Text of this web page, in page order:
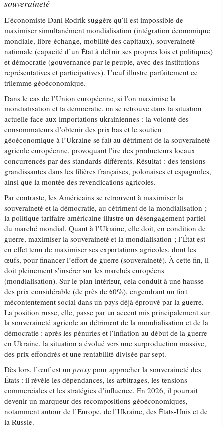
souveraineté
L’économiste Dani Rodrik suggère qu’il est impossible de
maximiser simultanément mondialisation (intégration économique
mondiale, libre-échange, mobilité des capitaux), souveraineté
nationale (capacité d’un État à définir ses propres lois et politiques)
et démocratie (gouvernance par le peuple, avec des institutions
représentatives et participatives). L’œuf illustre parfaitement ce
trilemme géoéconomique.
Dans le cas de l’Union européenne, si l’on maximise la
mondialisation et la démocratie, on se retrouve dans la situation
actuelle face aux importations ukrainiennes : la volonté des
consommateurs d’obtenir des prix bas et le soutien
géoéconomique à l’Ukraine se fait au détriment de la souveraineté
agricole européenne, provoquant l’ire des producteurs locaux
concurrencés par des standards différents. Résultat : des tensions
grandissantes dans les filières françaises, polonaises et espagnoles,
ainsi que la montée des revendications agricoles.
Par contraste, les Américains se retrouvent à maximiser la
souveraineté et la démocratie, au détriment de la mondialisation ;
la politique tarifaire américaine illustre un désengagement partiel
du marché mondial. Quant à l’Ukraine, elle doit, en condition de
guerre, maximiser la souveraineté et la mondialisation ; l’État est
en effet tenu de maximiser ses exportations agricoles, dont les
œufs, pour financer l’effort de guerre (souveraineté). À cette fin, il
doit pleinement s’insérer sur les marchés européens
(mondialisation). Sur le plan intérieur, cela conduit à une hausse
des prix considérable (de près de 60%), engendrant un fort
mécontentement social dans un pays déjà éprouvé par la guerre.
La position russe, elle, passe par un accent mis principalement sur
la souveraineté agricole au détriment de la mondialisation et de la
démocratie : après les pénuries et l’inflation au début de la guerre
en Ukraine, la situation a évolué vers une surproduction massive,
des prix effondrés et une rentabilité divisée par sept.
Dès lors, l’œuf est unproxy pour approcher la souveraineté des
États : il révèle les dépendances, les arbitrages, les tensions
commerciales et les stratégies d’influence. En 2026, il pourrait
devenir un marqueur des recompositions géoéconomiques,
notamment autour de l’Europe, de l’Ukraine, des États-Unis et de
la Russie.